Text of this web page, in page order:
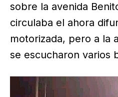
sobre la avenida
circulaba el ahora
motorizada, pero a la
se escucharon varios